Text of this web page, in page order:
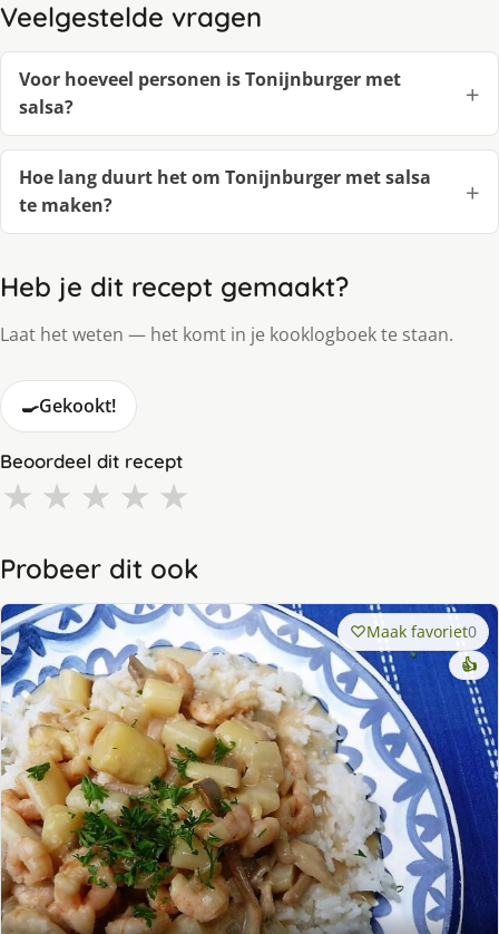
Veelgestelde vragen
Voor hoeveel personen is Tonijnburger met
salsa?
Hoe lang duurt het om Tonijnburger met salsa
te maken?
Heb je dit recept gemaakt?
Laat het weten — het komt in je kooklogboek te staan.
🍳Gekookt!
Beoordeel dit recept
★ ★ ★ ★ ★
Probeer dit ook
Maak favoriet0
👍